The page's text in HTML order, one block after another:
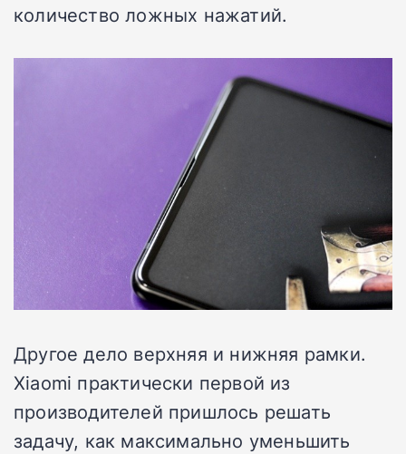
количество ложных нажатий.
Другое дело верхняя и нижняя рамки.
Xiaomi практически первой из
производителей пришлось решать
задачу, как максимально уменьшить